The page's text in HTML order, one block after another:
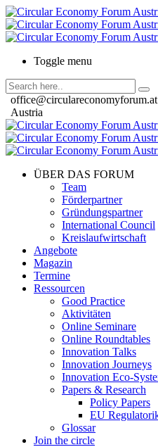
Toggle menu
office@circulareconomyforum.at
Austria
ÜBER DAS FORUM
Team
Förderpartner
Gründungspartner
International Council
Kreislaufwirtschaft
Angebote
Magazin
Termine
Ressourcen
Good Practice
Aktivitäten
Online Seminare
Online Roundtables
Innovation Talks
Innovation Journeys
Innovation Eco-
Papers & Research
Policy Papers
EU
Glossar
Join the circle